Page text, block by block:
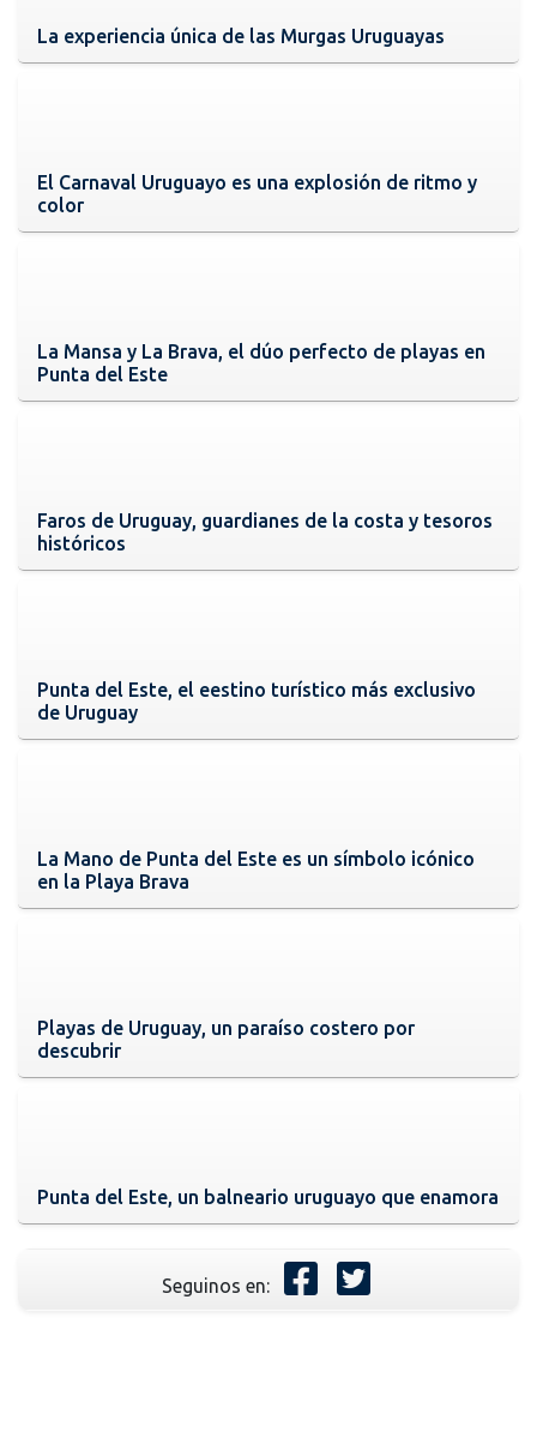
La experiencia única de las Murgas Uruguayas
El Carnaval Uruguayo es una explosión de ritmo y
color
La Mansa y La Brava, el dúo perfecto de playas en
Punta del Este
Faros de Uruguay, guardianes de la costa y tesoros
históricos
Punta del Este, el eestino turístico más exclusivo
de Uruguay
La Mano de Punta del Este es un símbolo icónico
en la Playa Brava
Playas de Uruguay, un paraíso costero por
descubrir
Punta del Este, un balneario uruguayo que enamora
Seguinos en: